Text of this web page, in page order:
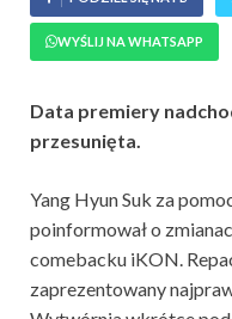
WYŚLIJ NA WHATSAPP
Data premiery
przesunięta.
Yang Hyun Suk za
poinformował o
comebacku iKON.
zaprezentowany